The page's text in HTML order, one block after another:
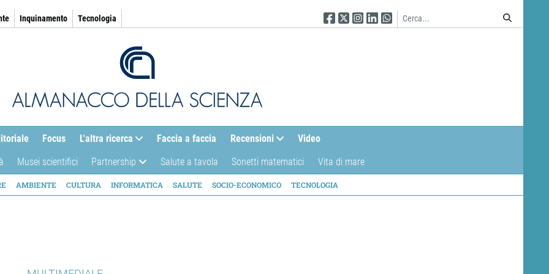
Inquinamento Tecnologia Seguici su Facebook
Seguici su Twitter
Seguici su Instagram
Seguici su Linkedin
Seguici su WhatsApp
Focus L'altra ricerca Faccia a faccia Recensioni Video
Musei scientifici Partnership Salute a tavola Sonetti matematici Vita di mare
AMBIENTE CULTURA INFORMATICA SALUTE SOCIO-ECONOMICO TECNOLOGIA